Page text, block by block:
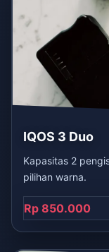
IQOS 3 Duo
Kapasitas 2
pilihan warna.
Rp 850.000